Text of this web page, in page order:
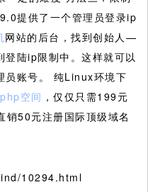
提供了一个管理员登录ip
网站的后台，找到创始人—
陆ip限制中。这样就可以
员账号。 纯Linux环境下
php空间 ，仅仅只需199元
销50元注册国际顶级域名
10294.html